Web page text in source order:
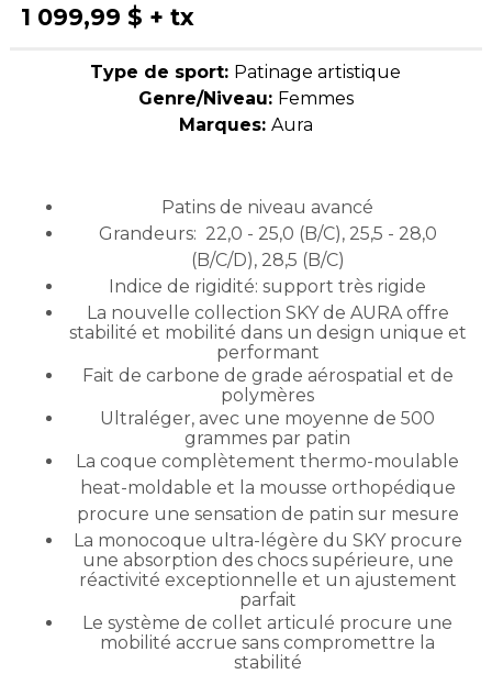
1 099,99 $ + tx
Type de sport: Patinage artistique
Genre/Niveau: Femmes
Marques: Aura
Patins de niveau avancé
Grandeurs: 22,0 - 25,0 (B/C), 25,5 - 28,0
(B/C/D), 28,5 (B/C)
Indice de rigidité: support très rigide
La nouvelle collection SKY de AURA offre
stabilité et mobilité dans un design unique et
performant
Fait de carbone de grade aérospatial et de
polymères
Ultraléger, avec une moyenne de 500
grammes par patin
La coque complètement thermo-moulable
heat-moldable et la mousse orthopédique
procure une sensation de patin sur mesure
La monocoque ultra-légère du SKY procure
une absorption des chocs supérieure, une
réactivité exceptionnelle et un ajustement
parfait
Le système de collet articulé procure une
mobilité accrue sans compromettre la
stabilité